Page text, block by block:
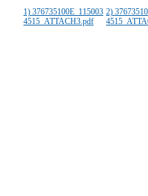
1) 376735100E_115003
4515_ATTACH3.pdf
2)